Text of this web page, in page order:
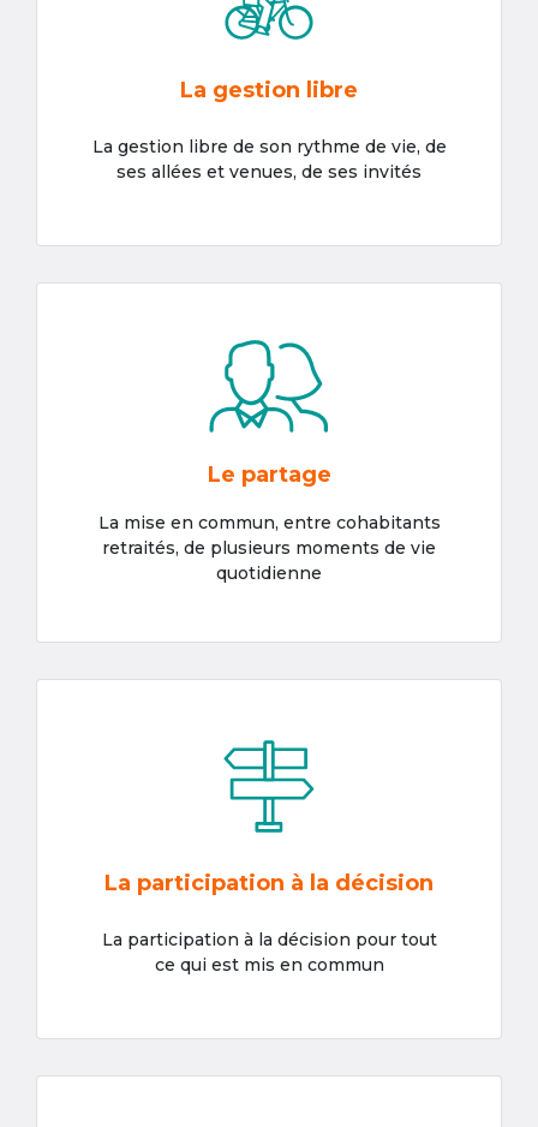
La gestion libre
La gestion libre de son rythme de vie, de
ses allées et venues, de ses invités
Le partage
La mise en commun, entre cohabitants
retraités, de plusieurs moments de vie
quotidienne
La participation à la décision
La participation à la décision pour tout
ce qui est mis en commun